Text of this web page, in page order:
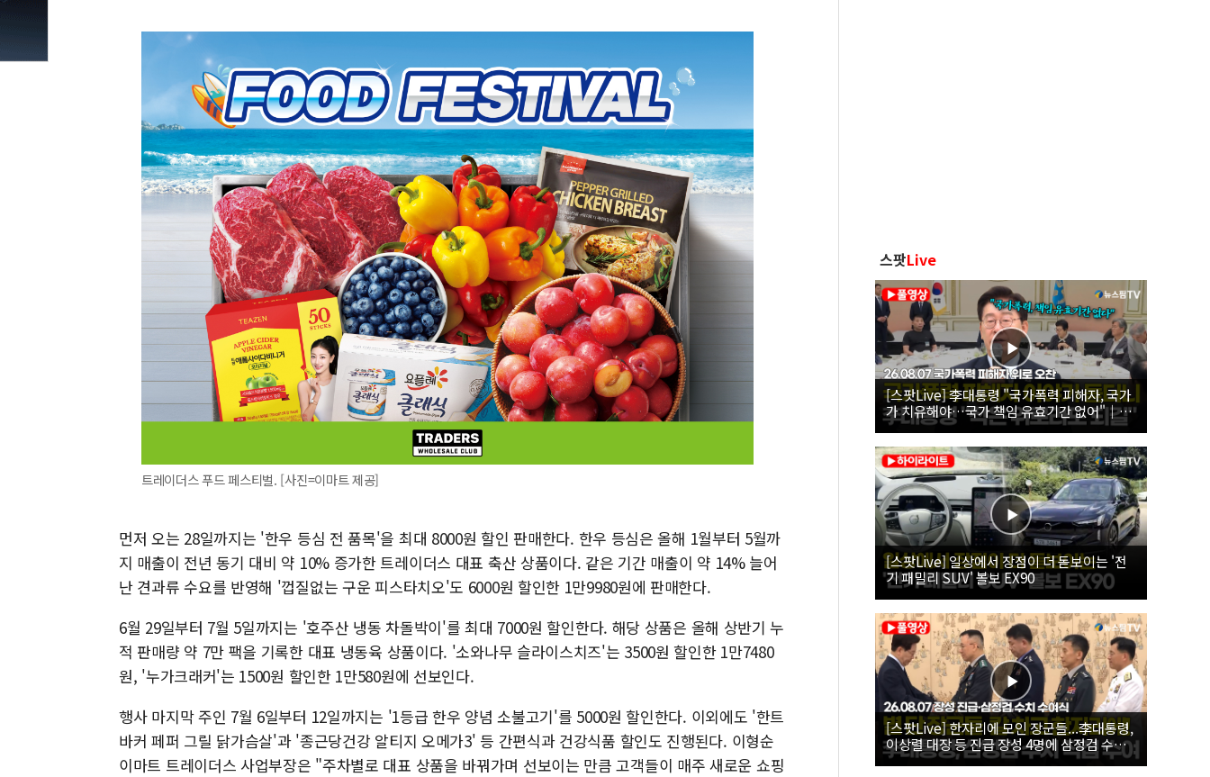
트레이더스 푸드 페스티벌. [사진=이마트 제공]
먼저 오는 28일까지는 '한우 등심 전 품목'을 최대 8000원 할인 판매한다. 한우 등심은 올해 1월부터 5월까
지 매출이 전년 동기 대비 약 10% 증가한 트레이더스 대표 축산 상품이다. 같은 기간 매출이 약 14% 늘어
난 견과류 수요를 반영해 '껍질없는 구운 피스타치오'도 6000원 할인한 1만9980원에 판매한다.
6월 29일부터 7월 5일까지는 '호주산 냉동 차돌박이'를 최대 7000원 할인한다. 해당 상품은 올해 상반기 누
적 판매량 약 7만 팩을 기록한 대표 냉동육 상품이다. '소와나무 슬라이스치즈'는 3500원 할인한 1만7480
원, '누가크래커'는 1500원 할인한 1만580원에 선보인다.
행사 마지막 주인 7월 6일부터 12일까지는 '1등급 한우 양념 소불고기'를 5000원 할인한다. 이외에도 '한트
바커 페퍼 그릴 닭가슴살'과 '종근당건강 알티지 오메가3' 등 간편식과 건강식품 할인도 진행된다. 이형순
이마트 트레이더스 사업부장은 "주차별로 대표 상품을 바꿔가며 선보이는 만큼 고객들이 매주 새로운 쇼핑
스팟Live
[스팟Live] 李대통령 "국가폭력 피해자, 국가
가 치유해야…국가 책임 유효기간 없어"｜
26.08.07 국가폭력 피해자 위로 오찬
[스팟Live] 일상에서 장점이 더 돋보이는 '전
기 패밀리 SUV' 볼보 EX90
[스팟Live] 한자리에 모인 장군들...李대통령,
이상렬 대장 등 진급 장성 4명에 삼정검 수치
직접 수여｜26.08.07 장성 진급·삼정검 수치